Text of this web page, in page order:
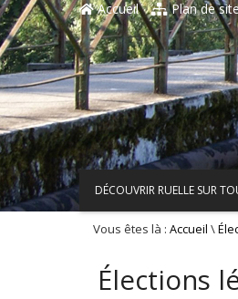
Accueil Plan de
DÉCOUVRIR RUELLE SUR
Vous êtes là : Accueil \
Élections